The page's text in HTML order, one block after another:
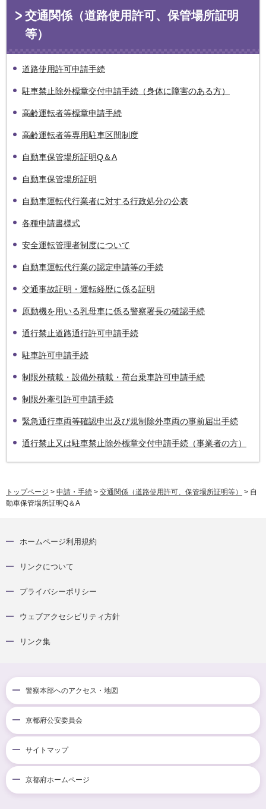
交通関係（道路使用許可、保管場所証明
等）
道路使用許可申請手続
駐車禁止除外標章交付申請手続（身体に障害のある方）
高齢運転者等標章申請手続
高齢運転者等専用駐車区間制度
自動車保管場所証明Q＆A
自動車保管場所証明
自動車運転代行業者に対する行政処分の公表
各種申請書様式
安全運転管理者制度について
自動車運転代行業の認定申請等の手続
交通事故証明・運転経歴に係る証明
原動機を用いる乳母車に係る警察署長の確認手続
通行禁止道路通行許可申請手続
駐車許可申請手続
制限外積載・設備外積載・荷台乗車許可申請手続
制限外牽引許可申請手続
緊急通行車両等確認申出及び規制除外車両の事前届出手続
通行禁止又は駐車禁止除外標章交付申請手続（事業者の方）
トップページ > 申請・手続 > 交通関係（道路使用許可、保管場所証明等）
> 自
動車保管場所証明Q＆A
ホームページ利用規約
リンクについて
プライバシーポリシー
ウェブアクセシビリティ方針
リンク集
警察本部へのアクセス・地図
京都府公安委員会
サイトマップ
京都府ホームページ